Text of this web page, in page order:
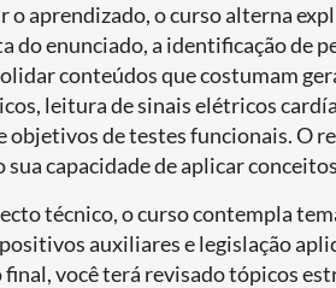
o aprendizado, o curso alterna
do enunciado, a identificação de
conteúdos que costumam
leitura de sinais elétricos
objetivos de testes funcionais. O
capacidade de aplicar
técnico, o curso contempla
auxiliares e legislação
você terá revisado tópicos